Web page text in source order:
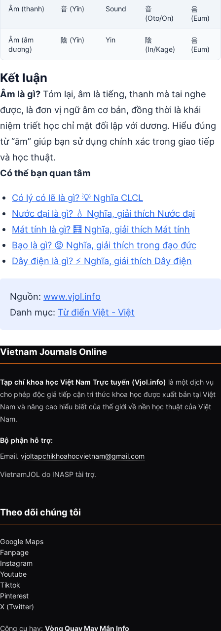
Âm (thanh) 音 (Yīn) Sound
音
(Oto/On)
음
(Eum)
Âm (âm
dương)
陰 (Yīn) Yin
陰
(In/Kage)
음
(Eum)
Kết luận
Âm là gì? Tóm lại, âm là tiếng, thanh mà tai nghe
được, là đơn vị ngữ âm cơ bản, đồng thời là khái
niệm triết học chỉ mặt đối lập với dương. Hiểu đúng
từ “âm” giúp bạn sử dụng chính xác trong giao tiếp
và học thuật.
Có thể bạn quan tâm
Có lý có lẽ là gì? 💡 Nghĩa CLCL
Nước đại là gì? 💧 Nghĩa, giải thích Nước đại
Mát tính là gì? 🧮 Nghĩa, giải thích Mát tính
Bạo là gì? 😡 Nghĩa, giải thích trong đạo đức
Dây điện là gì? ⚡ Nghĩa, giải thích Dây điện
Nguồn: www.vjol.info
Danh mục: Từ điển Việt - Việt
Vietnam Journals Online
Tạp chí khoa học Việt Nam Trực tuyến (Vjol.info) là một dịch vụ
cho phép độc giả tiếp cận tri thức khoa học được xuất bản tại Việt
Nam và nâng cao hiểu biết của thế giới về nền học thuật của Việt
Nam.
Bộ phận hỗ trợ:
Email. vjoltapchikhoahocvietnam@gmail.com
VietnamJOL do INASP tài trợ.
Theo dõi chúng tôi
Google Maps
Fanpage
Instagram
Youtube
Tiktok
Pinterest
X (Twitter)
Công cụ hay: Vòng Quay May Mắn Info